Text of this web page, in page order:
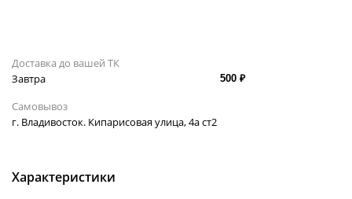
Доставка до вашей ТК
Завтра
500 ₽
Самовывоз
г. Владивосток. Кипарисовая улица, 4а ст2
Характеристики